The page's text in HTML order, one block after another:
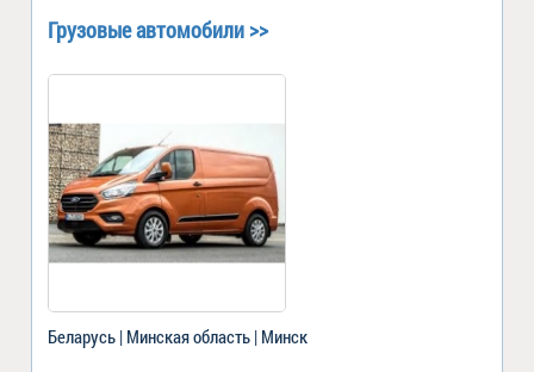
Грузовые автомобили >>
Беларусь | Минская область | Минск